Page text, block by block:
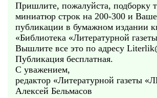
Пришлите, пожалуйста, подборку
миниатюр строк на 200-300 и
публикации в бумажном издании
«Библиотека «Литературной
Вышлите все это по адресу
Публикация бесплатная.
С уважением,
редактор «Литературной газеты
Алексей Бельмасов